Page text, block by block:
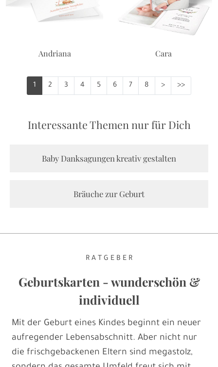
Andriana Cara
1 2 3 4 5 6 7 8 > >>
Interessante Themen nur für Dich
Baby Danksagungen kreativ gestalten
Bräuche zur Geburt
R A T G E B E R
Geburtskarten - wunderschön &
individuell
Mit der Geburt eines Kindes beginnt ein neuer
aufregender Lebensabschnitt. Aber nicht nur
die frischgebackenen Eltern sind megastolz,